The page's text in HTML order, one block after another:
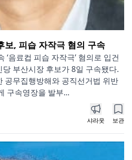
보, 피습 자작극 혐의 구속
‘음료컵 피습 자작극’ 혐의로 입건
부산시장 후보가 8일 구속됐다.
공무집행방해와 공직선거법 위반
구속영장을 발부...
샤라웃 보관